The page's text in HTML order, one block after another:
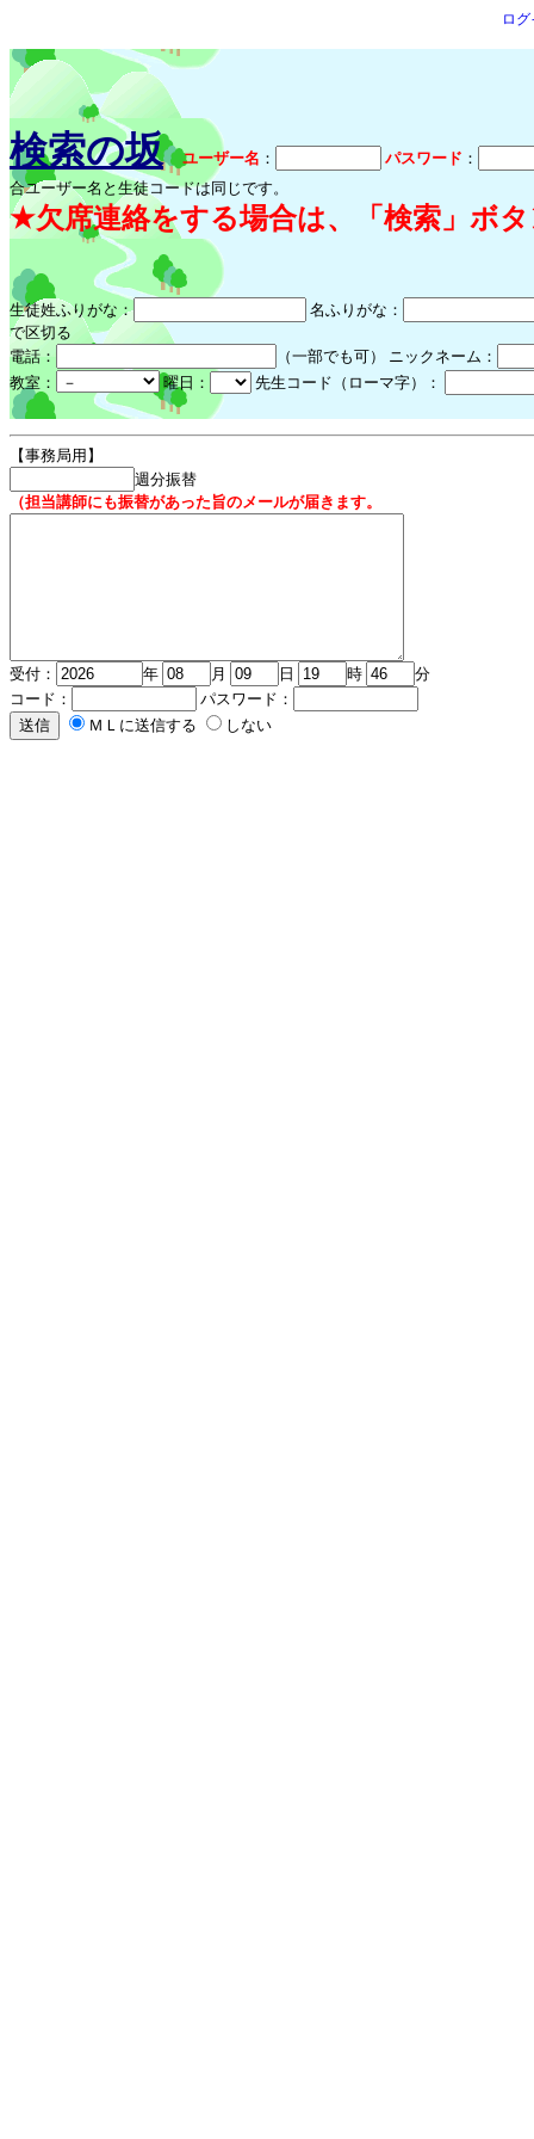
ロ
検索の坂 ユーザー名 ： パスワード ：
合ユーザー名と生徒コードは同じです。
★欠席連絡をする場合は、「検索」ボ
生徒姓ふりがな：
名ふりがな：
で区切る
電話：
（一部でも可） ニックネーム：
教室：
曜日： 先生コード（ローマ字）：
【事務局用】
週分振替
（担当講師にも振替があった旨のメールが届きます。
受付： 年 月 日 時
分
コード：
パスワード：
ＭＬに送信する
しない